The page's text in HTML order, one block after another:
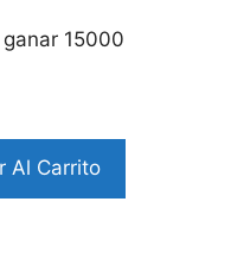
15000
Al Carrito